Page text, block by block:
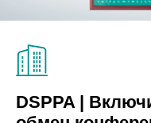
DSPPA |